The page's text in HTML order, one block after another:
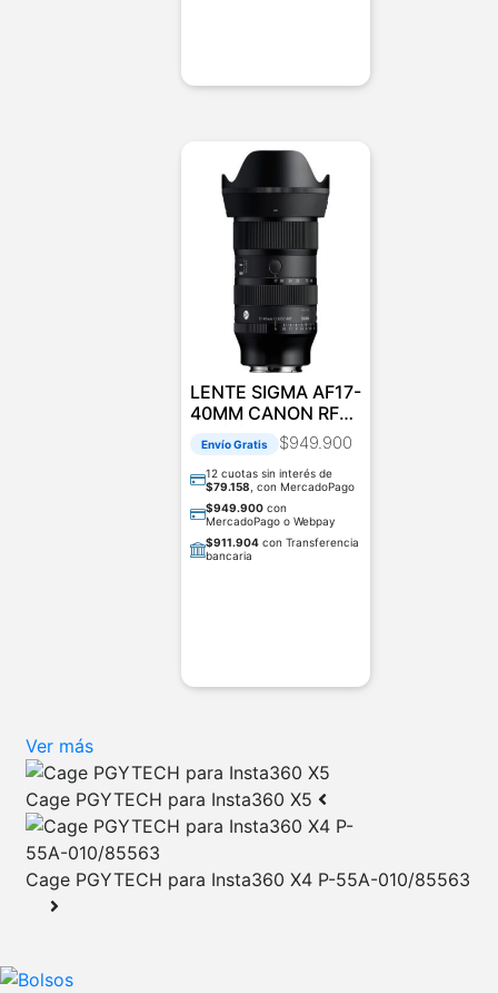
LENTE SIGMA AF17-
40MM CANON RF
DC (A) F/1.8 DC
$949.900
Envío Gratis
12 cuotas sin interés de
$79.158 , con MercadoPago
$949.900 con
MercadoPago o Webpay
$911.904 con Transferencia
bancaria
Ver más
Cage PGYTECH para Insta360 X5
Cage PGYTECH para Insta360 X4 P-55A-010/85563